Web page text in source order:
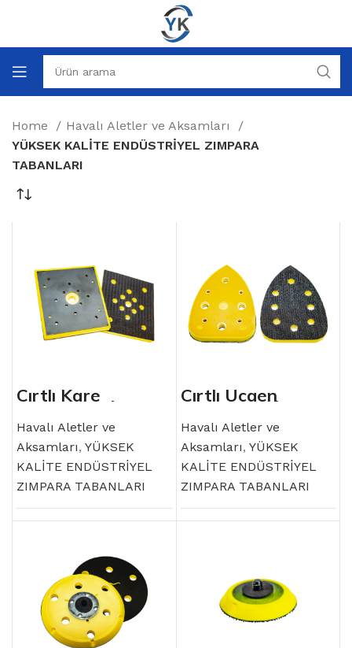
Home
Havalı Aletler ve Aksamları
YÜKSEK KALİTE ENDÜSTRİYEL ZIMPARA
TABANLARI
Cırtlı Kare
Zımpara Tabanı
Havalı Aletler ve
Aksamları, YÜKSEK
KALİTE ENDÜSTRİYEL
ZIMPARA TABANLARI
Cırtlı Üçgen
Zımpara Tabanı
Havalı Aletler ve
Aksamları, YÜKSEK
KALİTE ENDÜSTRİYEL
ZIMPARA TABANLARI